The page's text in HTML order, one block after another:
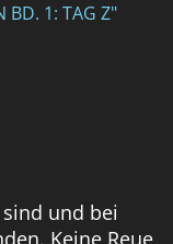
BD. 1: TAG Z"
und bei